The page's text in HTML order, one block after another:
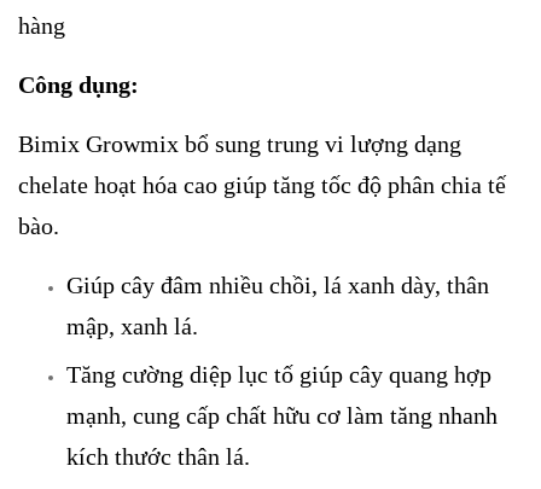
hàng
Công dụng:
Bimix Growmix bổ sung trung vi lượng dạng
chelate hoạt hóa cao giúp tăng tốc độ phân chia tế
bào.
Giúp cây đâm nhiều chồi, lá xanh dày, thân
mập, xanh lá.
Tăng cường diệp lục tố giúp cây quang hợp
mạnh, cung cấp chất hữu cơ làm tăng nhanh
kích thước thân lá.